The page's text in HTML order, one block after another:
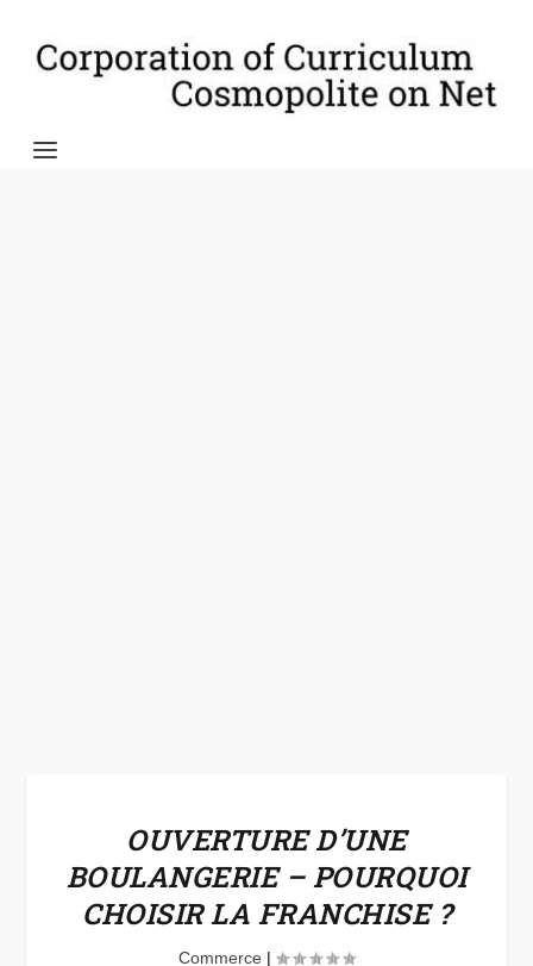
OUVERTURE D’UNE
BOULANGERIE – POURQUOI
CHOISIR LA FRANCHISE ?
Commerce |